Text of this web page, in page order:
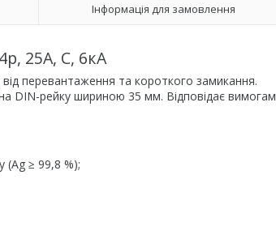
Інформація для замовлення
25А, C, 6кА
перевантаження та короткого замикання.
DIN-рейку шириною 35 мм. Відповідає вимогам
(Ag ≥ 99,8 %);